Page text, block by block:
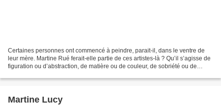
Certaines personnes ont commencé à peindre, parait-il, dans le ventre de
leur mère. Martine Rué ferait-elle partie de ces artistes-là ? Qu’il s’agisse de
figuration ou d’abstraction, de matière ou de couleur, de sobriété ou de
Martine Lucy